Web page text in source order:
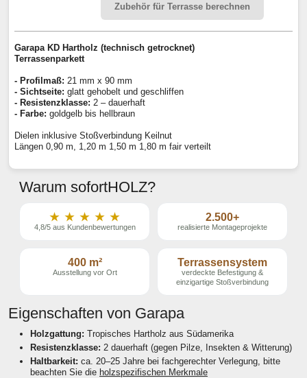
Zubehör für Terrasse berechnen
Garapa KD Hartholz (technisch getrocknet)
Terrassenparkett
- Profilmaß: 21 mm x 90 mm
- Sichtseite: glatt gehobelt und geschliffen
- Resistenzklasse: 2 – dauerhaft
- Farbe: goldgelb bis hellbraun
Dielen inklusive Stoßverbindung Keilnut
Längen 0,90 m, 1,20 m 1,50 m 1,80 m fair verteilt
Warum sofortHOLZ?
★ ★ ★ ★ ★
4,8/5 aus Kundenbewertungen
2.500+
realisierte Montageprojekte
400 m²
Ausstellung vor Ort
Terrassensystem
verdeckte Befestigung &
einzigartige Stoßverbindung
Eigenschaften von Garapa
Holzgattung: Tropisches Hartholz aus Südamerika
Resistenzklasse: 2 dauerhaft (gegen Pilze, Insekten & Witterung)
Haltbarkeit: ca. 20–25 Jahre bei fachgerechter Verlegung, bitte
beachten Sie die holzspezifischen Merkmale